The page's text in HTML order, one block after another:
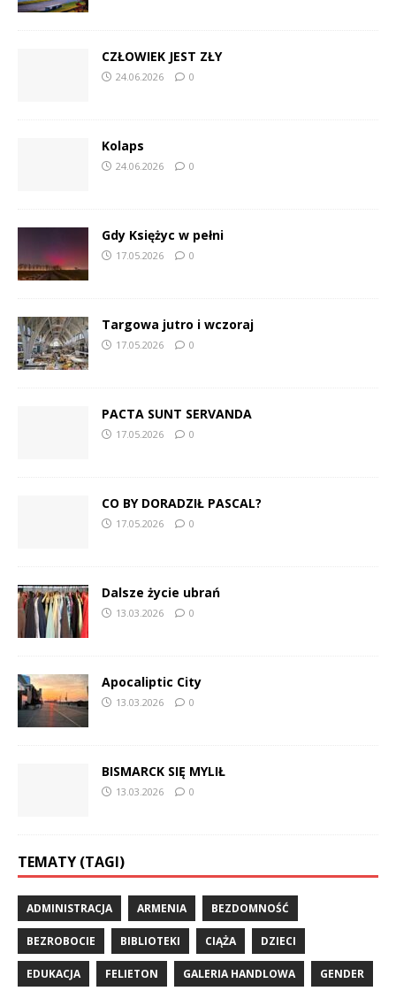
CZŁOWIEK JEST ZŁY
24.06.2026 0
Kolaps
24.06.2026 0
Gdy Księżyc w pełni
17.05.2026 0
Targowa jutro i wczoraj
17.05.2026 0
PACTA SUNT SERVANDA
17.05.2026 0
CO BY DORADZIŁ PASCAL?
17.05.2026 0
Dalsze życie ubrań
13.03.2026 0
Apocaliptic City
13.03.2026 0
BISMARCK SIĘ MYLIŁ
13.03.2026 0
TEMATY (TAGI)
ADMINISTRACJA ARMENIA BEZDOMNOŚĆ
BEZROBOCIE BIBLIOTEKI CIĄŻA DZIECI
EDUKACJA FELIETON GALERIA HANDLOWA GENDER